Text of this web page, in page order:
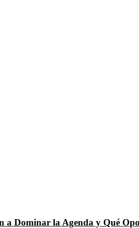
a Dominar la Agenda y Qué